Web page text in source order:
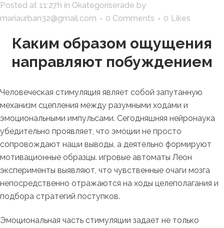
Posted at 11:27h in Okategoriserade by
mariaurban32@gmail.com
0 Comments 0 Likes
Каким образом ощущения
направляют побуждением
Человеческая стимуляция являет собой запутанную
механизм сцепления между разумными ходами и
эмоциональными импульсами. Сегодняшняя нейронаука
убедительно проявляет, что эмоции не просто
сопровождают наши выводы, а деятельно формируют
мотивационные образцы. игровые автоматы Леон
эксперименты выявляют, что чувственные очаги мозга
непосредственно отражаются на ходы целеполагания и
подбора стратегий поступков.
Эмоциональная часть стимуляции задает не только